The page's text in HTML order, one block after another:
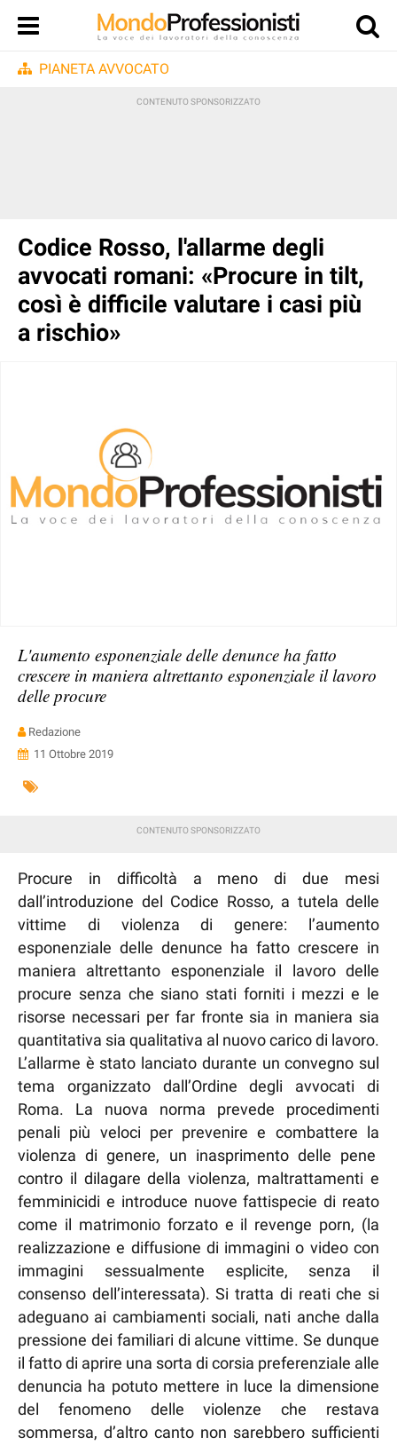
PIANETA AVVOCATO
Codice Rosso, l'allarme degli
avvocati romani: «Procure in tilt,
così è difficile valutare i casi più
a rischio»
L'aumento esponenziale delle denunce ha fatto
crescere in maniera altrettanto esponenziale il lavoro
delle procure
Redazione
11 Ottobre 2019
Procure in difficoltà a meno di due mesi
dall’introduzione del Codice Rosso, a tutela delle
vittime di violenza di genere: l’aumento
esponenziale delle denunce ha fatto crescere in
maniera altrettanto esponenziale il lavoro delle
procure senza che siano stati forniti i mezzi e le
risorse necessari per far fronte sia in maniera sia
quantitativa sia qualitativa al nuovo carico di lavoro.
L’allarme è stato lanciato durante un convegno sul
tema organizzato dall’Ordine degli avvocati di
Roma. La nuova norma prevede procedimenti
penali più veloci per prevenire e combattere la
violenza di genere, un inasprimento delle pene
contro il dilagare della violenza, maltrattamenti e
femminicidi e introduce nuove fattispecie di reato
come il matrimonio forzato e il revenge porn, (la
realizzazione e diffusione di immagini o video con
immagini sessualmente esplicite, senza il
consenso dell’interessata). Si tratta di reati che si
adeguano ai cambiamenti sociali, nati anche dalla
pressione dei familiari di alcune vittime. Se dunque
il fatto di aprire una sorta di corsia preferenziale alle
denuncia ha potuto mettere in luce la dimensione
del fenomeno delle violenze che restava
sommersa, d’altro canto non sarebbero sufficienti